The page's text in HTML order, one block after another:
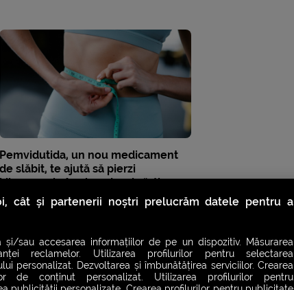
Pemvidutida, un nou medicament
de slăbit, te ajută să pierzi
în plus, dar și să-ți
mușchii
cât și partenerii noștri prelucrăm datele pentru a
și/sau accesarea informațiilor de pe un dispozitiv. Măsurarea
reclamelor. Utilizarea profilurilor pentru selectarea
personalizat. Dezvoltarea și îmbunătățirea serviciilor. Crearea
de conținut personalizat. Utilizarea profilurilor pentru